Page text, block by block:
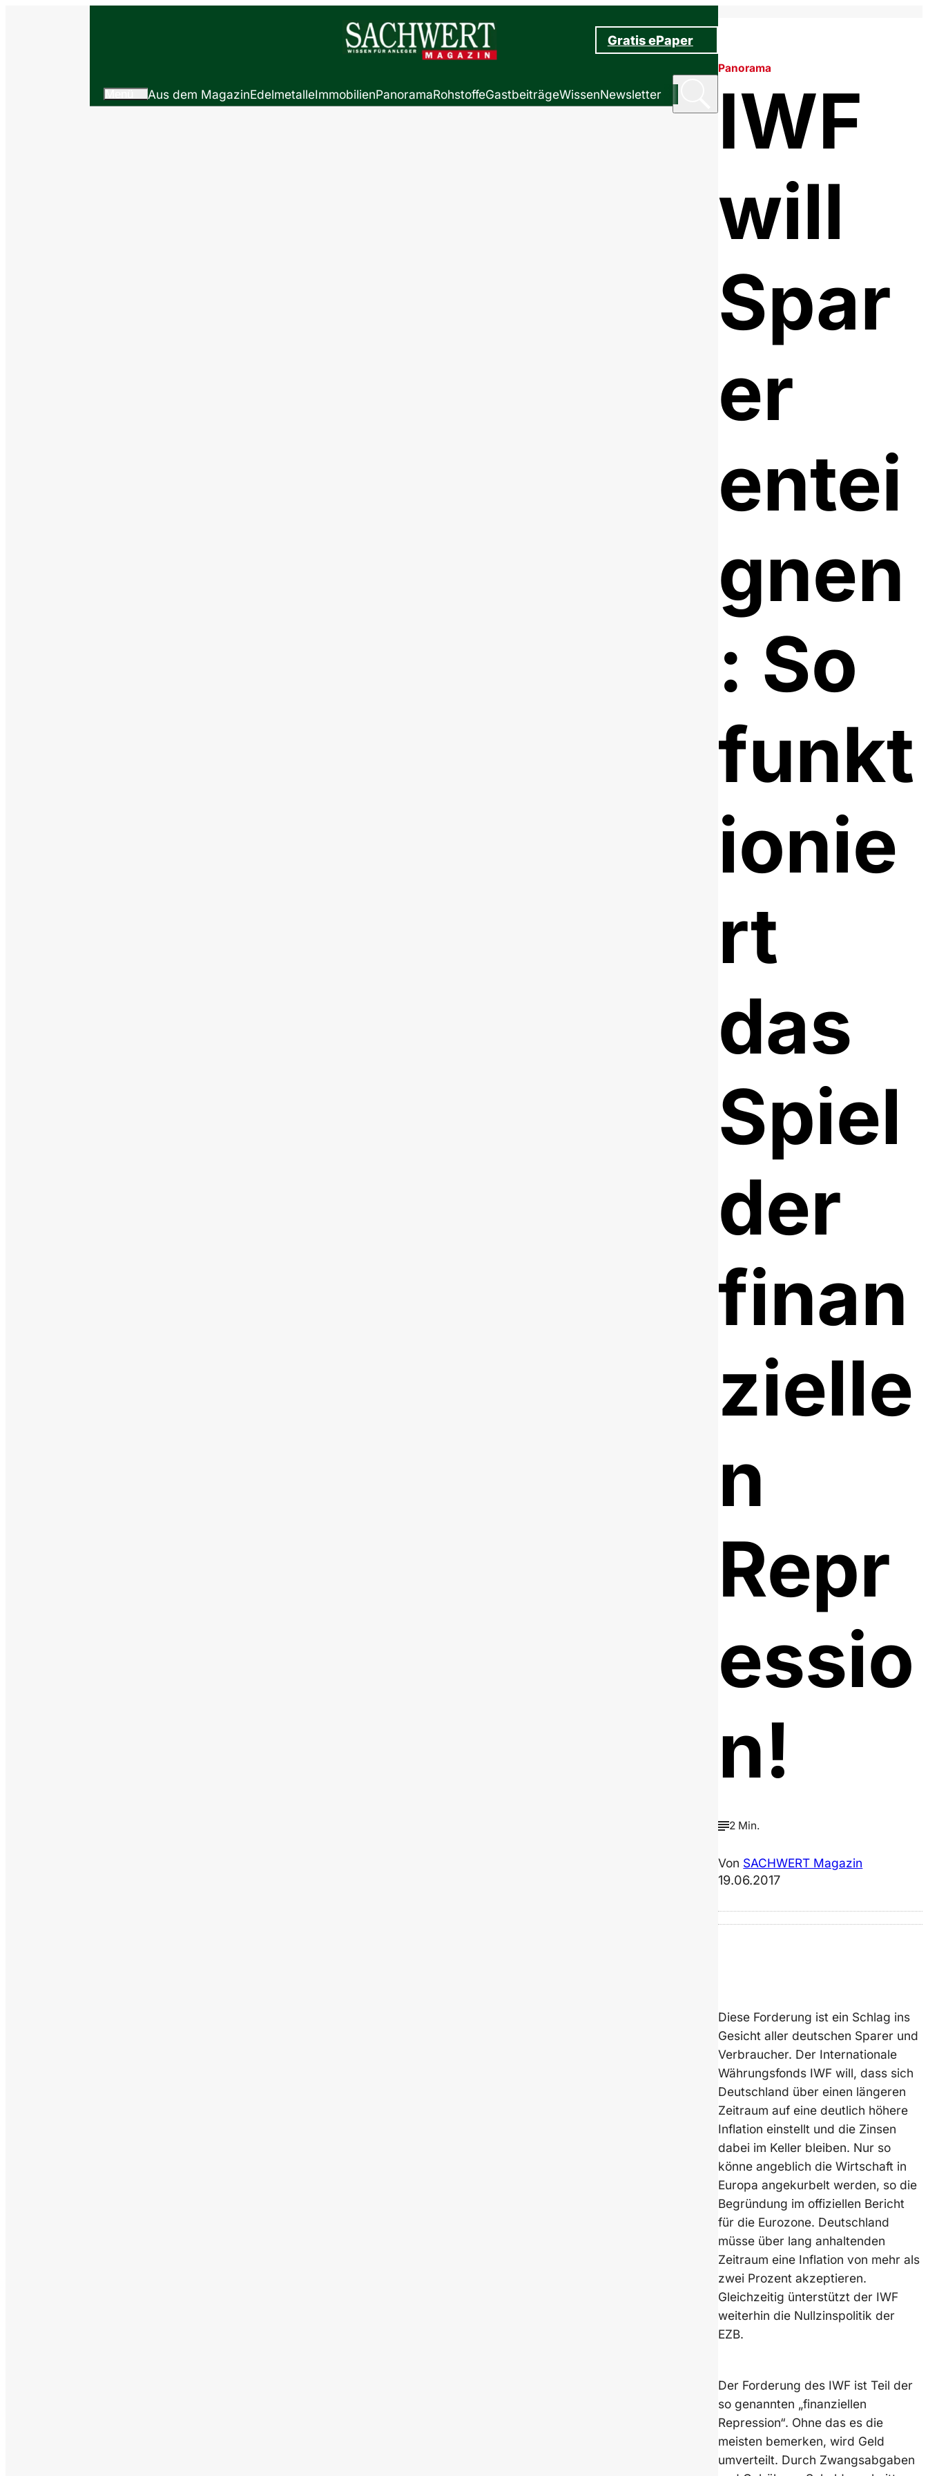
Gratis ePaper
Aus dem MagazinEdelmetalleImmobilienPanoramaRohstoffeGastbeiträgeWissenNewsletter
Panorama
IWF
will
Spar
er
entei
gnen
: So
funkt
ionie
rt
das
Spiel
der
finan
zielle
n
Repr
essio
n!
2 Min.
Von SACHWERT Magazin
19.06.2017
Diese Forderung ist ein Schlag ins
Gesicht aller deutschen Sparer und
Verbraucher. Der Internationale
Währungsfonds IWF will, dass sich
Deutschland über einen längeren
Zeitraum auf eine deutlich höhere
Inflation einstellt und die Zinsen
dabei im Keller bleiben. Nur so
könne angeblich die Wirtschaft in
Europa angekurbelt werden, so die
Begründung im offiziellen Bericht
für die Eurozone. Deutschland
müsse über lang anhaltenden
Zeitraum eine Inflation von mehr als
zwei Prozent akzeptieren.
Gleichzeitig ünterstützt der IWF
weiterhin die Nullzinspolitik der
EZB.
Der Forderung des IWF ist Teil der
so genannten „finanziellen
Repression“. Ohne das es die
meisten bemerken, wird Geld
umverteilt. Durch Zwangsabgaben